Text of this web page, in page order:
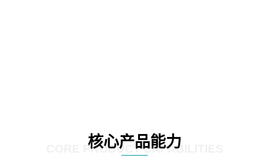
核心产品能力
CORE PRODUCT CAPABILITIES